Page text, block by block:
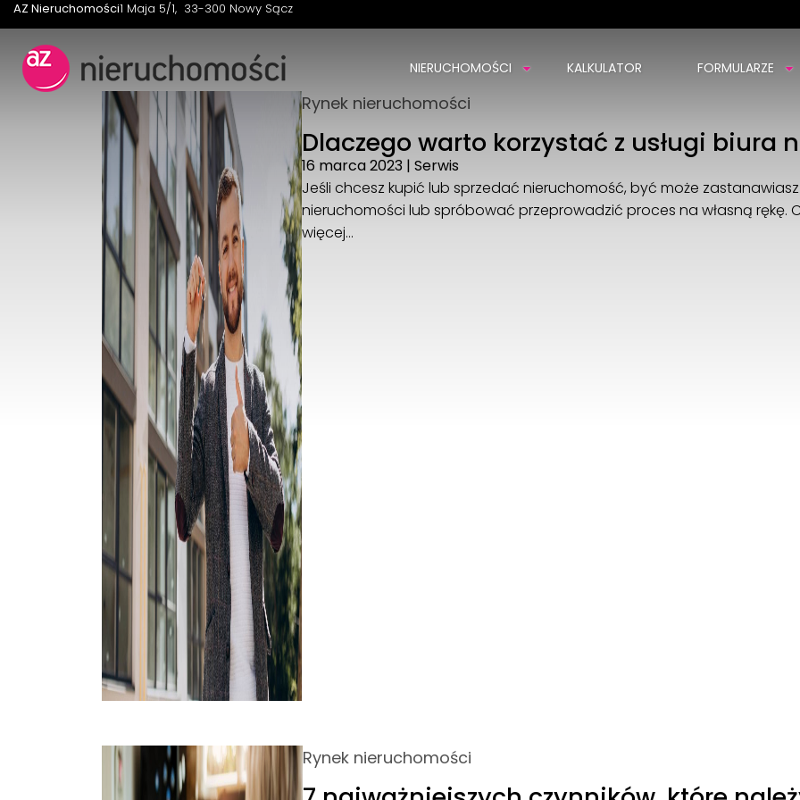
AZ Nieruchomości1 Maja 5/1 33-300 Nowy Sącz
NIERUCHOMOŚCI KALKULATOR FORMULARZE
33-300 Nowy Sącz
aznowysacz@gmail.com
Rynek nieruchomości
Dlaczego warto korzystać z usługi biura
16 marca 2023 | Serwis
Jeśli chcesz kupić lub sprzedać nieruchomość, być może
nieruchomości lub spróbować przeprowadzić proces na własną rękę.
więcej…
Rynek nieruchomości